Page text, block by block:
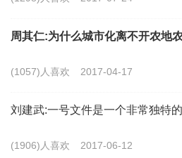
寻求治理之策是本文要讨论的问
二、文献回顾与研究方法
农村光棍问题近年来逐渐引
周其仁:为什么城市化离不开农地
(1057)人喜欢 2017-04-17
刘建武:一号文件是一个非常独特
(1906)人喜欢 2017-06-12